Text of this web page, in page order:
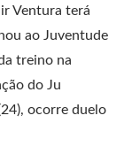
Ventura terá
ao Juventude
treino na
do Ju
ocorre duelo